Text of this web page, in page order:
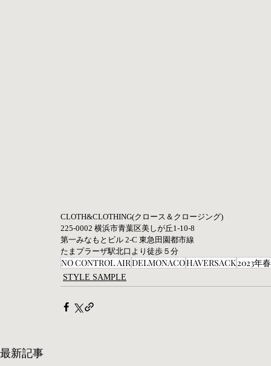
CLOTH&CLOTHING(クロース＆クロージング)
225-0002 横浜市青葉区美しが丘1-10-8
第一みなもとビル 2-C 東急田園都市線
たまプラーザ駅北口より徒歩５分
NO CONTROL AIRDELMONACOHAVERSACK2023年
STYLE SAMPLE
最新記事